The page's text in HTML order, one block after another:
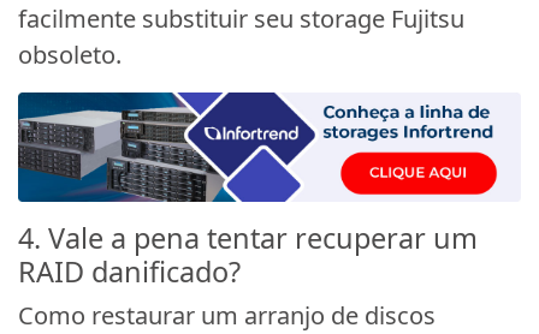
facilmente substituir seu storage Fujitsu
obsoleto.
4. Vale a pena tentar recuperar um
RAID danificado?
Como restaurar um arranjo de discos